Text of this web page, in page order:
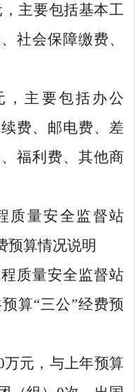
主要包括基本工
社会保障缴费、
，主要包括办公
费、邮电费、差
福利费、其他商
质量安全监督站
预算情况说明
质量安全监督站
算“三公”经费预
万元，与上年预算